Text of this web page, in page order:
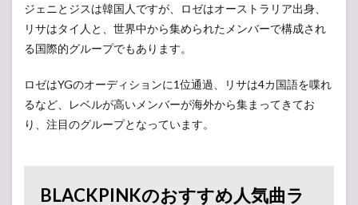
第5位.
「Don’t
What
Do」
2.7
Love」
ジェニとジスは韓国人ですが、ロゼはオーストラリア出身、
リサはタイ人と、世界中から集められたメンバーで構成され
る国際的グループでもあります。
ロゼはYGのオーディションに1位通過、リサは4カ国語を喋れ
るなど、レベルが高いメンバーが海外から集まってきてお
り、注目のグループとなっています。
BLACKPINKのおすすめ人気曲ラ